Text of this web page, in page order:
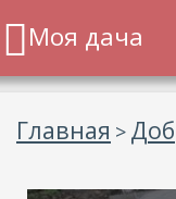
Моя дача
Главная >